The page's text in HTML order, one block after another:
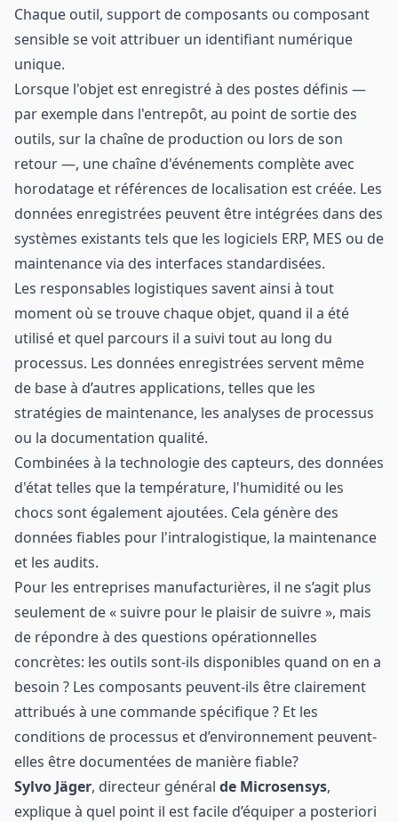
Chaque outil, support de composants ou composant
sensible se voit attribuer un identifiant numérique
unique.
Lorsque l'objet est enregistré à des postes définis —
par exemple dans l'entrepôt, au point de sortie des
outils, sur la chaîne de production ou lors de son
retour —, une chaîne d'événements complète avec
horodatage et références de localisation est créée. Les
données enregistrées peuvent être intégrées dans des
systèmes existants tels que les logiciels ERP, MES ou de
maintenance via des interfaces standardisées.
Les responsables logistiques savent ainsi à tout
moment où se trouve chaque objet, quand il a été
utilisé et quel parcours il a suivi tout au long du
processus. Les données enregistrées servent même
de base à d’autres applications, telles que les
stratégies de maintenance, les analyses de processus
ou la documentation qualité.
Combinées à la technologie des capteurs, des données
d'état telles que la température, l'humidité ou les
chocs sont également ajoutées. Cela génère des
données fiables pour l'intralogistique, la maintenance
et les audits.
Pour les entreprises manufacturières, il ne s’agit plus
seulement de « suivre pour le plaisir de suivre », mais
de répondre à des questions opérationnelles
concrètes: les outils sont-ils disponibles quand on en a
besoin ? Les composants peuvent-ils être clairement
attribués à une commande spécifique ? Et les
conditions de processus et d’environnement peuvent-
elles être documentées de manière fiable?
Sylvo Jäger, directeur général de Microsensys,
explique à quel point il est facile d’équiper a posteriori